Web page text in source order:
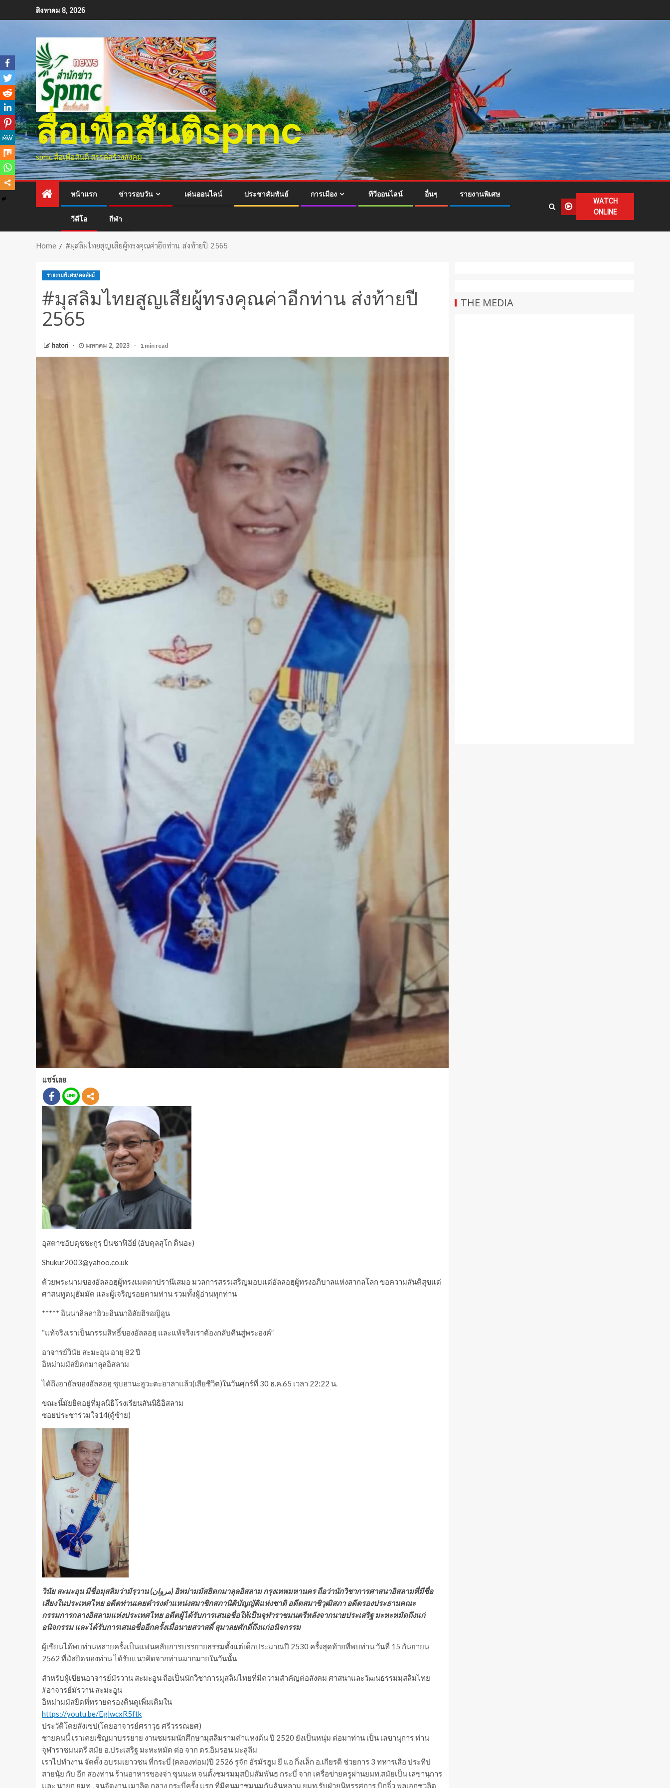
สิงหาคม 8, 2026
สื่อเพื่อสันติspmc
spmc สื่อเพื่อสันติ สรรค์สร้างสังคม
หน้าแรก ข่าวรอบวัน เด่นออนไลน์ ประชาสัมพันธ์ การเมือง ทีวีออนไลน์ อื่นๆ รายงานพิเศษ
วีดีโอ กีฬา
WATCH
ONLINE
Home #มุสลิมไทยสูญเสียผู้ทรงคุณค่าอีกท่าน ส่งท้ายปี 2565
รายงานพิเศษ/คอลัมน์
#มุสลิมไทยสูญเสียผู้ทรงคุณค่าอีกท่าน ส่งท้ายปี
2565
hatori มกราคม 2, 2023 1 min read
แชร์เลย
อุสตาซอับดุชชะกูรฺ บินชาฟิอีย์ (อับดุลสุโก ดินอะ)
Shukur2003@yahoo.co.uk
ด้วยพระนามของอัลลอฮฺผู้ทรงเมตตาปรานีเสมอ มวลการสรรเสริญมอบแด่อัลลอฮฺผู้ทรงอภิบาลแห่งสากลโลก ขอความสันติสุขแด่
ศาสนทูตมุฮัมมัด และผู้เจริญรอยตามท่าน รวมทั้งผู้อ่านทุกท่าน
***** อินนาลิลลาฮิวะอินนาอิลัยฮิรอญิอูน
“แท้จริงเราเป็นกรรมสิทธิ์ของอัลลอฮฺ และแท้จริงเราต้องกลับคืนสู่พระองค์”
อาจารย์วินัย สะมะอุน อายุ 82 ปี
อิหม่ามมัสยิดกมาลุลอิสลาม
ได้ถึงอายัลของอัลลอฮฺ ซุบฮานะฮูวะตะอาลาแล้ว(เสียชีวิต)ในวันศุกร์ที่ 30 ธ.ค.65 เวลา 22:22 น.
ขณะนี้มัยยิตอยู่ที่มูลนิธิโรงเรียนสันนิธิอิสลาม
ซอยประชาร่วมใจ14(คู้ซ้าย)
วินัย สะมะอุน มีชื่อมุสลิมว่ามัรฺวาน (مروان) อิหม่ามมัสยิดกมาลุลอิสลาม กรุงเทพมหานคร ถือว่านักวิชาการศาสนาอิสลามที่มีชื่อ
เสียงในประเทศไทย อดีตท่านเคยดำรงตำแหน่งสมาชิกสภานิติบัญญัติแห่งชาติ อดีตสมาชิวุฒิสภา อดีตรองประธานคณะ
กรรมการกลางอิสลามแห่งประเทศไทย อดีตผู้ได้รับการเสนอชื่อให้เป็นจุฬาราชมนตรีหลังจากนายประเสริฐ มะหะหมัดถึงแก่
อนิจกรรม และได้รับการเสนอชื่ออีกครั้งเมื่อนายสวาสดิ์ สุมาลยศักดิ์ถึงแก่อนิจกรรม
ผู้เขียนได้พบท่านหลายครั้งเป็นแฟนคลับการบรรยายธรรมตั้งแต่เด็กประมาณปี 2530 ครั้งสุดท้ายที่พบท่าน วันที่ 15 กันยายน
2562 ที่มัสยิดของท่าน ได้รับแนวคิดจากท่านมากมายในวันนั้น
สำหรับผู้เขียนอาจารย์มัรวาน สะมะอูน ถือเป็นนักวิชาการมุสลิมไทยที่มีความสำคัญต่อสังคม ศาสนาและวัฒนธรรมมุสลิมไทย
#อาจารย์มัรวาน สะมะอูน
อิหม่ามมัสยิดที่ทรายครองดินดูเพิ่มเติมใน
https://youtu.be/EglwcxR5ftk
ประวัติโดยสังเขป(โดยอาจารย์ศราวุธ ศรีวรรณยศ)
ชายคนนี้ เราเคยเชิญมาบรรยาย งานชมรมนักศึกษามุสลิมรามคำแหงต้น ปี 2520 ยังเป็นหนุ่ม ต่อมาท่าน เป็น เลขานุการ ท่าน
จุฬาราชมนตรี สมัย อ.ประเสริฐ มะหะหมัด ต่อ จาก ดร.อิมรอน มะลูลีม
เราไปทำงาน จัดตั้ง อบรมเยาวชน ที่กระบี่ (คลองท่อม)ปี 2526 รูจัก อัรมัรฮูม ยี แอ กิ่งเล็ก อ.เกียรติ ช่วยการ 3 ทหารเสือ ประทีป
สายนุ้ย กับ อีก สองท่าน ร้านอาหารของจ่า ซุนนะห จนตั้งชมรมมุสบิมสัมพันธ กระบี่ จาก เครื่อข่ายครูผ่านยมท.สมัยเป็น เลขานุการ
และ นายก ยมท . จนจัดงาน เมาลิด กลาง กระบี่ครั้ง แรก ที่มีคนมาชุมนุมกันล้นหลาม ยมท.รับฝ่ายนิทรรศการ บิกจิ๋ว พลเอกชวลิต
THE MEDIA